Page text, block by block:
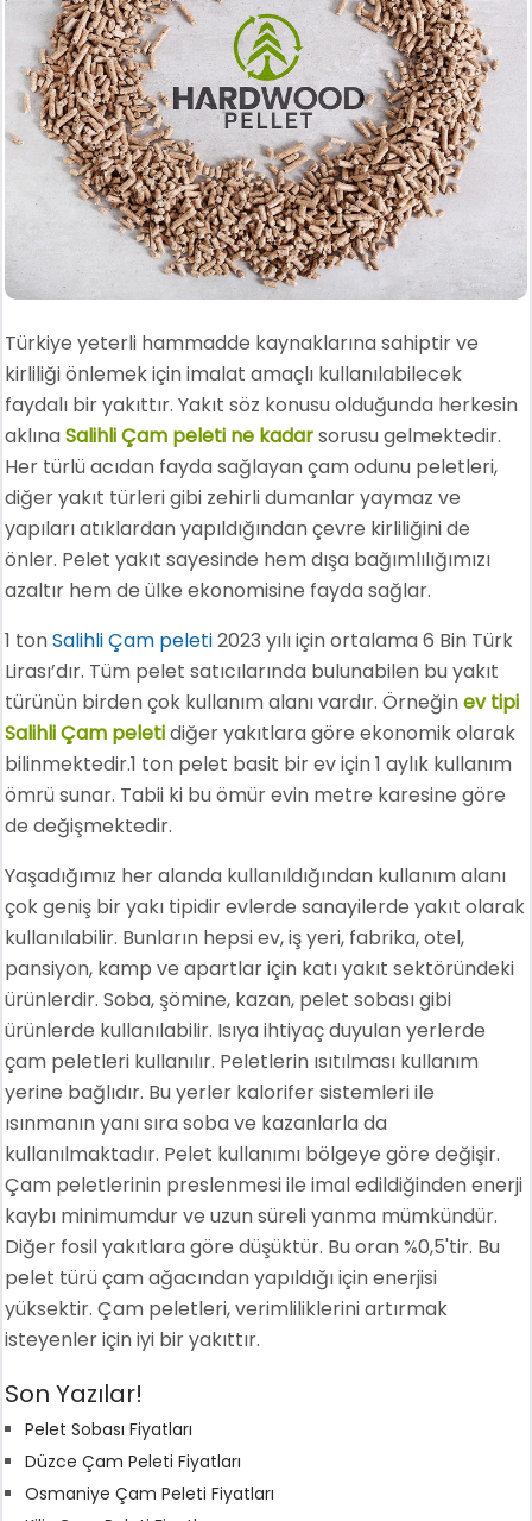
Türkiye yeterli hammadde kaynaklarına sahiptir ve
kirliliği önlemek için imalat amaçlı kullanılabilecek
faydalı bir yakıttır. Yakıt söz konusu olduğunda herkesin
aklınaSalihli Çam peleti ne kadarsorusu gelmektedir.
Her türlü acıdan fayda sağlayan çam odunu peletleri,
diğer yakıt türleri gibi zehirli dumanlar yaymaz ve
yapıları atıklardan yapıldığından çevre kirliliğini de
önler. Pelet yakıt sayesinde hem dışa bağımlılığımızı
azaltır hem de ülke ekonomisine fayda sağlar.
1 tonSalihli Çam peleti2023 yılı için ortalama 6 Bin Türk
Lirası’dır. Tüm pelet satıcılarında bulunabilen bu yakıt
türünün birden çok kullanım alanı vardır. Örneğinev tipi
Salihli Çam peletidiğer yakıtlara göre ekonomik olarak
bilinmektedir.1 ton pelet basit bir ev için 1 aylık kullanım
ömrü sunar. Tabii ki bu ömür evin metre karesine göre
de değişmektedir.
Yaşadığımız her alanda kullanıldığından kullanım alanı
çok geniş bir yakı tipidir evlerde sanayilerde yakıt olarak
kullanılabilir. Bunların hepsi ev, iş yeri, fabrika, otel,
pansiyon, kamp ve apartlar için katı yakıt sektöründeki
ürünlerdir. Soba, şömine, kazan, pelet sobası gibi
ürünlerde kullanılabilir. Isıya ihtiyaç duyulan yerlerde
çam peletleri kullanılır. Peletlerin ısıtılması kullanım
yerine bağlıdır. Bu yerler kalorifer sistemleri ile
ısınmanın yanı sıra soba ve kazanlarla da
kullanılmaktadır. Pelet kullanımı bölgeye göre değişir.
Çam peletlerinin preslenmesi ile imal edildiğinden enerji
kaybı minimumdur ve uzun süreli yanma mümkündür.
Diğer fosil yakıtlara göre düşüktür. Bu oran %0,5'tir. Bu
pelet türü çam ağacından yapıldığı için enerjisi
yüksektir. Çam peletleri, verimliliklerini artırmak
isteyenler için iyi bir yakıttır.
Son Yazılar!
Pelet Sobası Fiyatları
Düzce Çam Peleti Fiyatları
Osmaniye Çam Peleti Fiyatları